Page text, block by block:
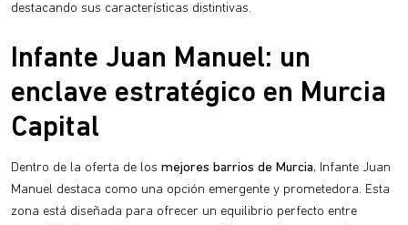
destacando sus características distintivas.
Infante Juan Manuel: un
enclave estratégico en Murcia
Capital
Dentro de la oferta de los mejores barrios de Murcia, Infante Juan
Manuel destaca como una opción emergente y prometedora. Esta
zona está diseñada para ofrecer un equilibrio perfecto entre